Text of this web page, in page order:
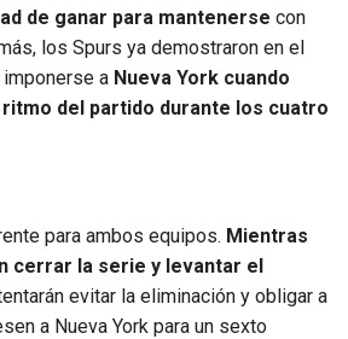
de ganar para mantenerse con
los Spurs ya demostraron en el
a Nueva York cuando
del partido durante los cuatro
para ambos equipos. Mientras
cerrar la serie y levantar el
evitar la eliminación y obligar a
a Nueva York para un sexto